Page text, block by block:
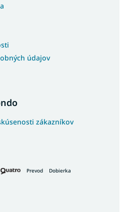
údajov
zákazníkov
Prevod Dobierka